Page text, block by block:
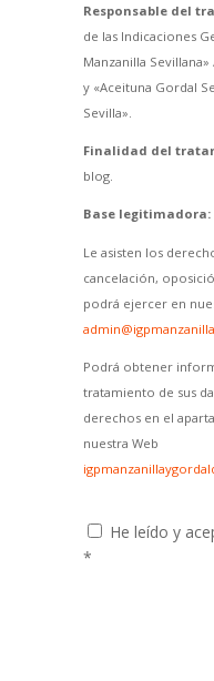
Responsable del
de las Indicaciones
Manzanilla
y «Aceituna Gordal
Sevilla».
Finalidad del
blog.
Base legitimadora:
Le asisten los
cancelación,
podrá ejercer en
Podrá obtener
tratamiento de sus
derechos en el
nuestra Web
He leído y
*